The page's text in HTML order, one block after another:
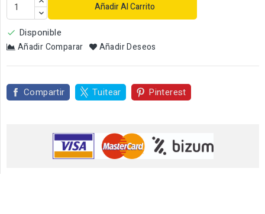
Añadir Al Carrito
 Disponible
Añadir Comparar Añadir Deseos
Compartir Tuitear Pinterest